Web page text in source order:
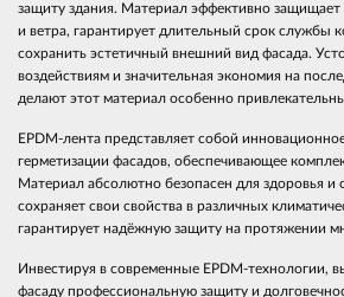
защиту здания. Материал эффективно
и ветра, гарантирует длительный срок службы
сохранить эстетичный внешний вид фасада.
воздействиям и значительная экономия на
делают этот материал особенно
EPDM-лента представляет собой
герметизации фасадов, обеспечивающее
Материал абсолютно безопасен для здоровья
сохраняет свои свойства в различных
гарантирует надёжную защиту на протяжении
Инвестируя в современные EPDM-технологии,
фасаду профессиональную защиту и